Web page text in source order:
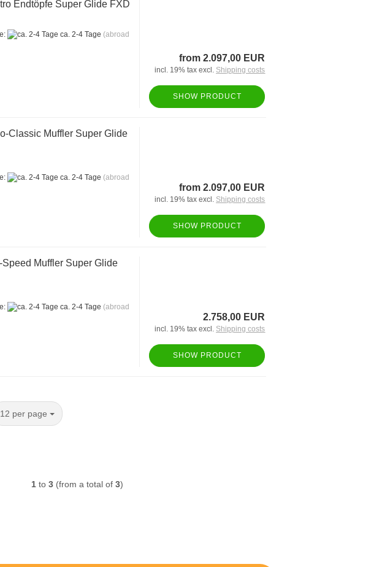
Endtöpfe Super Glide FXD
ca. 2-4 Tage (abroad
from 2.097,00 EUR
incl. 19% tax excl. Shipping costs
SHOW PRODUCT
Classic Muffler Super Glide
ca. 2-4 Tage (abroad
from 2.097,00 EUR
incl. 19% tax excl. Shipping costs
SHOW PRODUCT
Speed Muffler Super Glide
ca. 2-4 Tage (abroad
2.758,00 EUR
incl. 19% tax excl. Shipping costs
SHOW PRODUCT
12 per page
per page
1to 3(from a total of 3)